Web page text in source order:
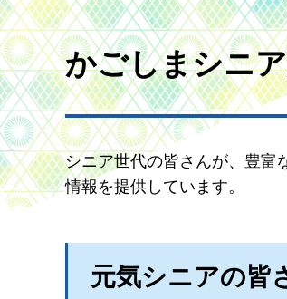
かごしまシニ
シニア世代の皆さんが、豊富
情報を提供しています。
元気シニアの皆